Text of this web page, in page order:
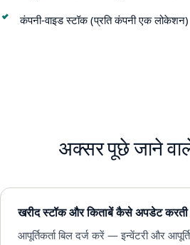
कंपनी-वाइड स्टॉक (प्रति कंपनी एक लोकेशन)
अक्सर पूछे जाने
खरीद स्टॉक और किताबें कैसे अपडेट करती
आपूर्तिकर्ता बिल दर्ज करें — इन्वेंटरी और